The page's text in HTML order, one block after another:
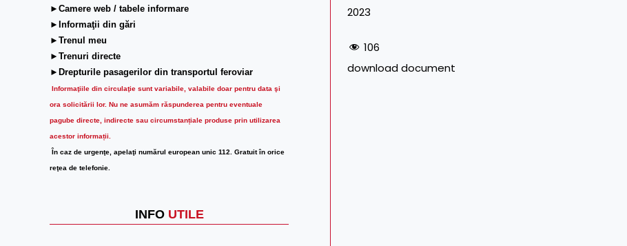
►Camere web / tabele informare
►Informaţii din gări
►Trenul meu
►Trenuri directe
►Drepturile pasagerilor din transportul feroviar
Informaţiile din circulaţie sunt variabile, valabile doar pentru data şi
ora solicitării lor. Nu ne asumăm răspunderea pentru eventuale
pagube directe, indirecte sau circumstanțiale produse prin utilizarea
acestor informații.
În caz de urgenţe, apelaţi numărul european unic 112. Gratuit în orice
reţea de telefonie.
INFO UTILE
2023
106
download document